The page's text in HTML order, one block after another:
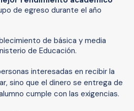
de egreso durante el año
de básica y media
de Educación.
interesadas en recibir la
sino que el dinero se entrega de
cumple con las exigencias.